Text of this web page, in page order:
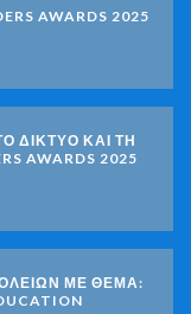
AWARDS 2025
ΔΙΚΤΥΟ ΚΑΙ ΤΗ
AWARDS 2025
ΜΕ ΘΈΜΑ: